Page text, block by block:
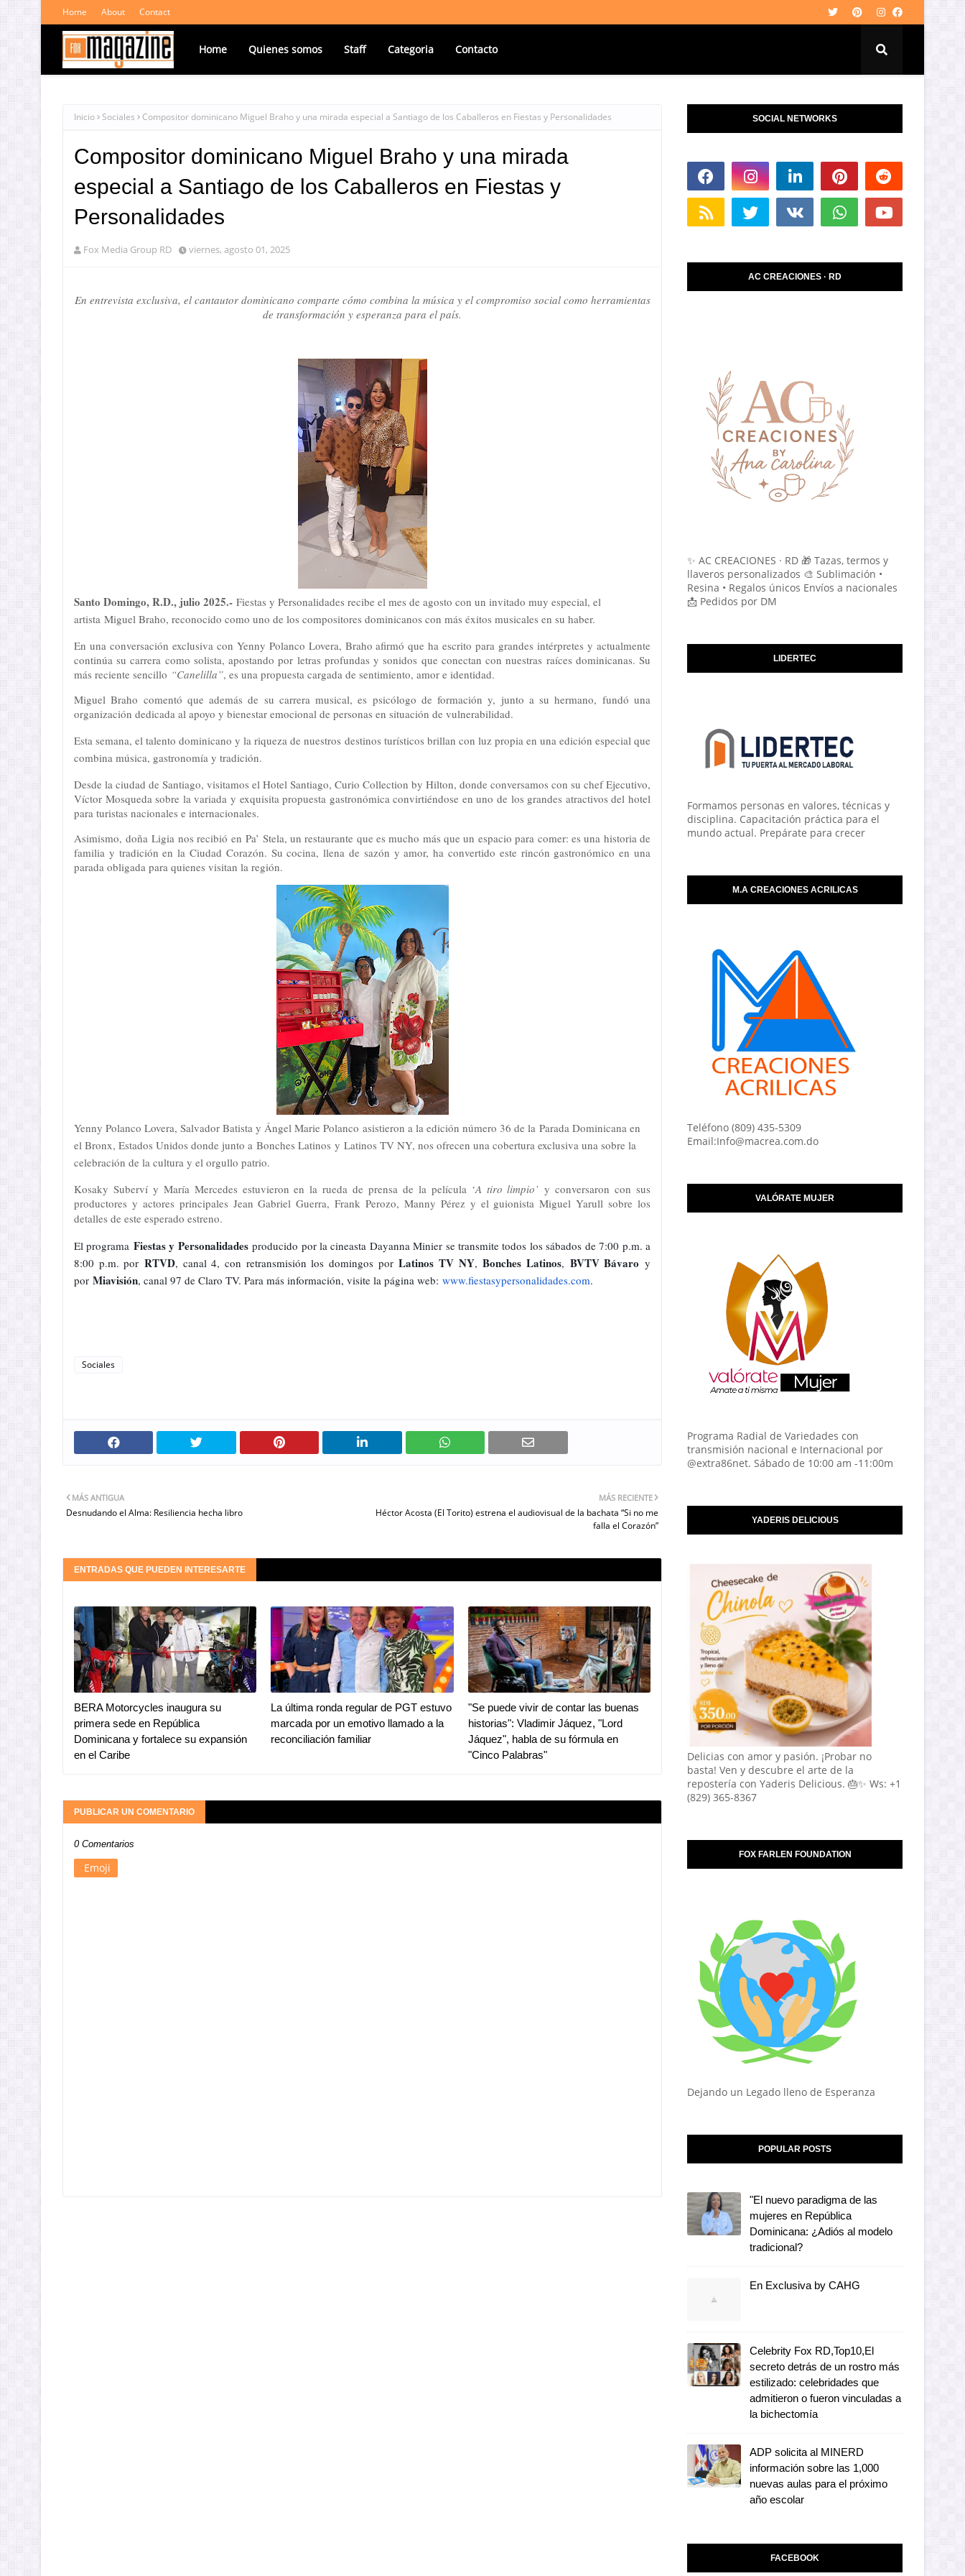
Home About Contact
Home Quienes somos Staff Categoria Contacto
Inicio Sociales Compositor dominicano Miguel Braho y una mirada especial a Santiago de los Caballeros en Fiestas y Personalidades
Compositor dominicano Miguel Braho y una mirada
especial a Santiago de los Caballeros en Fiestas y
Personalidades
Fox Media Group RD viernes, agosto 01, 2025
En entrevista exclusiva, el cantautor dominicano comparte cómo combina la música y el compromiso social como herramientas
de transformación y esperanza para el país.
Santo Domingo, R.D., julio 2025.- Fiestas y Personalidades recibe el mes de agosto con un invitado muy especial, el
artista Miguel Braho, reconocido como uno de los compositores dominicanos con más éxitos musicales en su haber.
En una conversación exclusiva con Yenny Polanco Lovera, Braho afirmó que ha escrito para grandes intérpretes y actualmente
continúa su carrera como solista, apostando por letras profundas y sonidos que conectan con nuestras raíces dominicanas. Su
más reciente sencillo “Canelilla”, es una propuesta cargada de sentimiento, amor e identidad.
Miguel Braho comentó que además de su carrera musical, es psicólogo de formación y, junto a su hermano, fundó una
organización dedicada al apoyo y bienestar emocional de personas en situación de vulnerabilidad.
Esta semana, el talento dominicano y la riqueza de nuestros destinos turísticos brillan con luz propia en una edición especial que
combina música, gastronomía y tradición.
Desde la ciudad de Santiago, visitamos el Hotel Santiago, Curio Collection by Hilton, donde conversamos con su chef Ejecutivo,
Víctor Mosqueda sobre la variada y exquisita propuesta gastronómica convirtiéndose en uno de los grandes atractivos del hotel
para turistas nacionales e internacionales.
Asimismo, doña Ligia nos recibió en Pa’ Stela, un restaurante que es mucho más que un espacio para comer: es una historia de
familia y tradición en la Ciudad Corazón. Su cocina, llena de sazón y amor, ha convertido este rincón gastronómico en una
parada obligada para quienes visitan la región.
Yenny Polanco Lovera, Salvador Batista y Ángel Marie Polanco asistieron a la edición número 36 de la Parada Dominicana en
el Bronx, Estados Unidos donde junto a Bonches Latinos y Latinos TV NY, nos ofrecen una cobertura exclusiva una sobre la
celebración de la cultura y el orgullo patrio.
Kosaky Suberví y María Mercedes estuvieron en la rueda de prensa de la película ‘A tiro limpio’ y conversaron con sus
productores y actores principales Jean Gabriel Guerra, Frank Perozo, Manny Pérez y el guionista Miguel Yarull sobre los
detalles de este esperado estreno.
El programa Fiestas y Personalidadesproducido por la cineasta Dayanna Minier se transmite todos los sábados de 7:00 p.m. a
8:00 p.m. por RTVD, canal 4, con retransmisión los domingos porLatinos TV NY,Bonches Latinos, BVTV Bávaro y
por Miavisión, canal 97 de Claro TV. Para más información, visite la página web: www.fiestasypersonalidades.com.
Sociales
MÁS RECIENTE
Héctor Acosta (El Torito) estrena el audiovisual de la bachata “Si no me
falla el Corazón”
MÁS ANTIGUA
Desnudando el Alma: Resiliencia hecha libro
ENTRADAS QUE PUEDEN INTERESARTE
BERA Motorcycles inaugura su
primera sede en República
Dominicana y fortalece su expansión
en el Caribe
La última ronda regular de PGT estuvo
marcada por un emotivo llamado a la
reconciliación familiar
"Se puede vivir de contar las buenas
historias": Vladimir Jáquez, "Lord
Jáquez", habla de su fórmula en
"Cinco Palabras"
PUBLICAR UN COMENTARIO
0 Comentarios
Emoji
SOCIAL NETWORKS
AC CREACIONES · RD
✨ AC CREACIONES · RD 🎁 Tazas, termos y
llaveros personalizados 🎨 Sublimación •
Resina • Regalos únicos Envíos a nacionales
📩 Pedidos por DM
LIDERTEC
Formamos personas en valores, técnicas y
disciplina. Capacitación práctica para el
mundo actual. Prepárate para crecer
M.A CREACIONES ACRILICAS
Teléfono (809) 435-5309
Email:Info@macrea.com.do
VALÓRATE MUJER
Programa Radial de Variedades con
transmisión nacional e Internacional por
@extra86net. Sábado de 10:00 am -11:00m
YADERIS DELICIOUS
Delicias con amor y pasión. ¡Probar no
basta! Ven y descubre el arte de la
repostería con Yaderis Delicious. 🎂✨ Ws: +1
(829) 365-8367
FOX FARLEN FOUNDATION
Dejando un Legado lleno de Esperanza
POPULAR POSTS
"El nuevo paradigma de las
mujeres en República
Dominicana: ¿Adiós al modelo
tradicional?
En Exclusiva by CAHG
Celebrity Fox RD,Top10,El
secreto detrás de un rostro más
estilizado: celebridades que
admitieron o fueron vinculadas a
la bichectomía
ADP solicita al MINERD
información sobre las 1,000
nuevas aulas para el próximo
año escolar
FACEBOOK